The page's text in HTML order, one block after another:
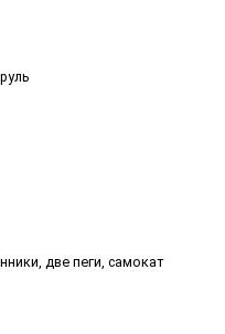
две пеги, самокат